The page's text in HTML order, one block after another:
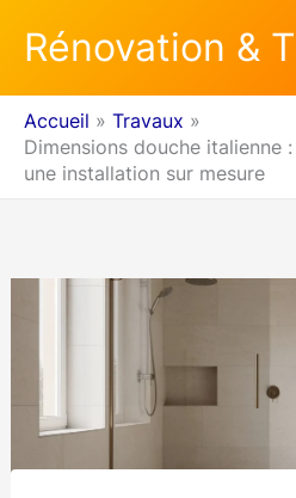
Rénovation &
Accueil
Travaux
Dimensions douche italienne
une installation sur mesure